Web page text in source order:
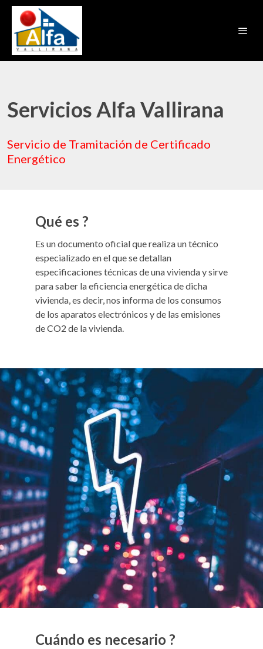
Servicios Alfa Vallirana
Servicio de Tramitación de Certificado
Energético
Qué es ?
Es un documento oficial que realiza un técnico
especializado en el que se detallan
especificaciones técnicas de una vivienda y sirve
para saber la eficiencia energética de dicha
vivienda, es decir, nos informa de los consumos
de los aparatos electrónicos y de las emisiones
de CO2 de la vivienda.
Cuándo es necesario ?